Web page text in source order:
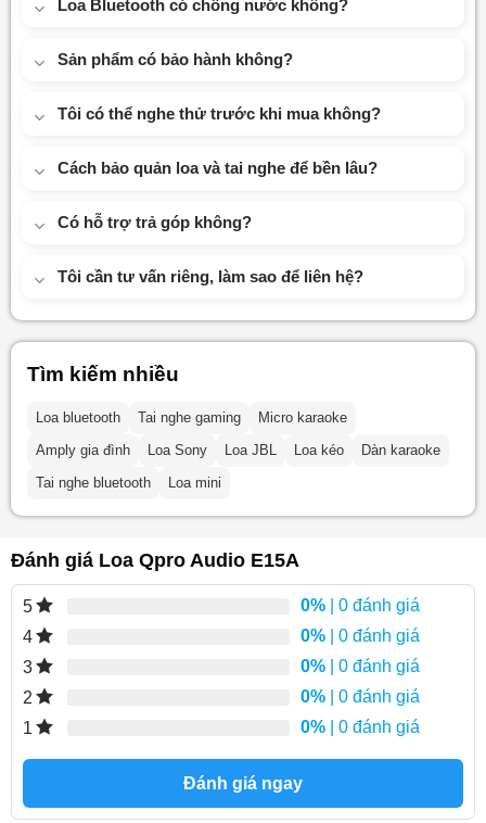
Loa Bluetooth có chống nước không?
Sản phẩm có bảo hành không?
Tôi có thể nghe thử trước khi mua không?
Cách bảo quản loa và tai nghe để bền lâu?
Có hỗ trợ trả góp không?
Tôi cần tư vấn riêng, làm sao để liên hệ?
Tìm kiếm nhiều
Loa bluetooth Tai nghe gaming
Micro karaoke
Amply gia đình
Loa Sony Loa JBL Loa kéo
Dàn karaoke
Tai nghe bluetooth
Loa mini
Đánh giá Loa Qpro Audio E15A
5 0% | 0 đánh giá
4
0% | 0 đánh giá
3
0% | 0 đánh giá
2
0% | 0 đánh giá
1
0% | 0 đánh giá
Đánh giá ngay